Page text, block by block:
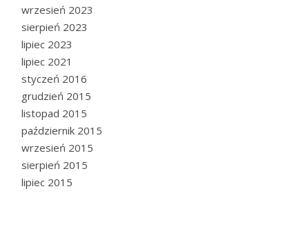
wrzesień 2023
sierpień 2023
lipiec 2023
lipiec 2021
styczeń 2016
grudzień 2015
listopad 2015
październik 2015
wrzesień 2015
sierpień 2015
lipiec 2015